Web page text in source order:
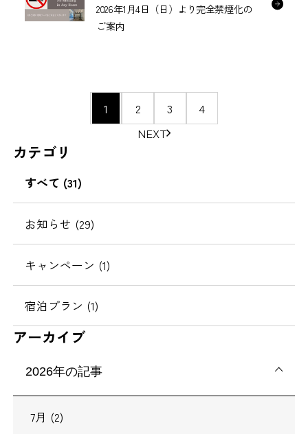
2026年1月4日（日）より完全禁煙化の
ご案内
の
1 2 3
4
NEXT
カテゴリ
すべて (31)
お知らせ (29)
キャンペーン (1)
宿泊プラン (1)
アーカイブ
2026年の記事
7月 (2)